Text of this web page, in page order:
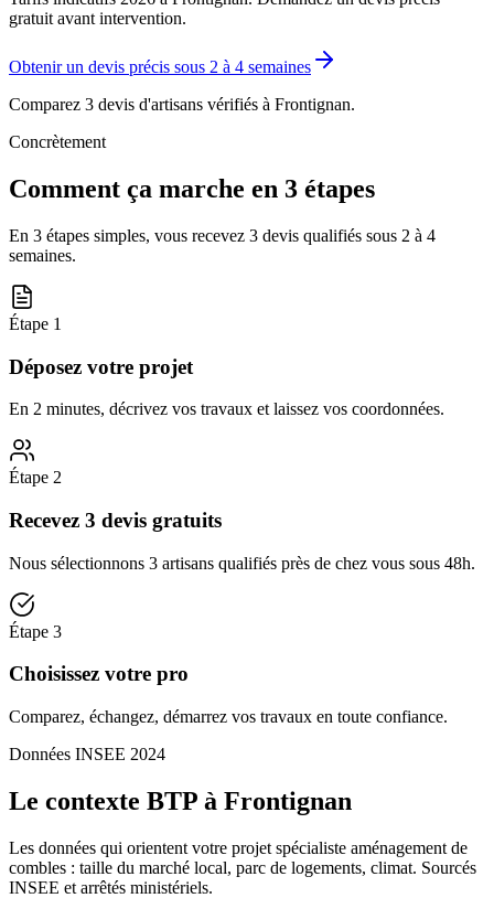
gratuit avant intervention.
Obtenir un devis précis sous 2 à 4 semaines
Comparez 3 devis d'artisans vérifiés à Frontignan.
Concrètement
Comment ça marche en 3 étapes
En 3 étapes simples, vous recevez 3 devis qualifiés sous 2 à 4
semaines.
Étape 1
Déposez votre projet
En 2 minutes, décrivez vos travaux et laissez vos coordonnées.
Étape 2
Recevez 3 devis gratuits
Nous sélectionnons 3 artisans qualifiés près de chez vous sous 48h.
Étape 3
Choisissez votre pro
Comparez, échangez, démarrez vos travaux en toute confiance.
Données INSEE 2024
Le contexte BTP à Frontignan
Les données qui orientent votre projet spécialiste aménagement de
combles : taille du marché local, parc de logements, climat. Sourcés
INSEE et arrêtés ministériels.